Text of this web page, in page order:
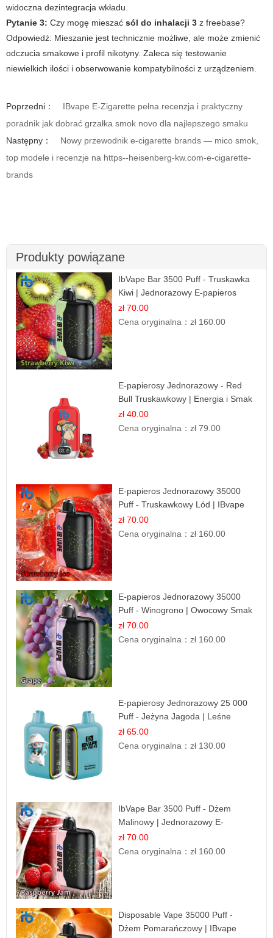
widoczna dezintegracja wkładu.
Pytanie 3: Czy mogę mieszać sól do inhalacji 3 z freebase?
Odpowiedź: Mieszanie jest technicznie możliwe, ale może zmienić
odczucia smakowe i profil nikotyny. Zaleca się testowanie
niewielkich ilości i obserwowanie kompatybilności z urządzeniem.
Poprzedni：
IBvape E-Zigarette pełna recenzja i praktyczny
poradnik jak dobrać grzałka smok novo dla najlepszego smaku
Następny：
Nowy przewodnik e-cigarette brands — mico smok,
top modele i recenzje na https--heisenberg-kw.com-e-cigarette-
brands
Produkty powiązane
IbVape Bar 3500 Puff - Truskawka
Kiwi | Jednorazowy E-papieros
zł 70.00
Cena oryginalna：zł 160.00
E-papierosy Jednorazowy - Red
Bull Truskawkowy | Energia i Smak
zł 40.00
Cena oryginalna：zł 79.00
E-papieros Jednorazowy 35000
Puff - Truskawkowy Lód | IBvape
zł 70.00
Cena oryginalna：zł 160.00
E-papieros Jednorazowy 35000
Puff - Winogrono | Owocowy Smak
zł 70.00
Cena oryginalna：zł 160.00
E-papierosy Jednorazowy 25 000
Puff - Jeżyna Jagoda | Leśne
Owoce
zł 65.00
Cena oryginalna：zł 130.00
IbVape Bar 3500 Puff - Dżem
Malinowy | Jednorazowy E-
papieros
zł 70.00
Cena oryginalna：zł 160.00
Disposable Vape 35000 Puff -
Dżem Pomarańczowy | IBvape